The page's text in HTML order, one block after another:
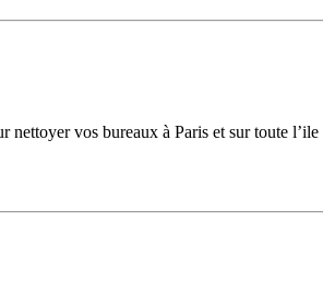
vos bureaux à Paris et sur toute l’ile